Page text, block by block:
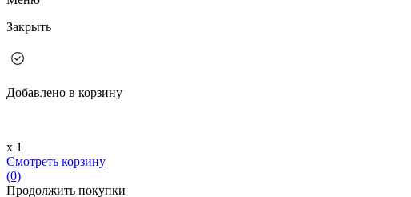
Закрыть
Добавлено в корзину
х 1
Смотреть корзину
(0)
Продолжить покупки